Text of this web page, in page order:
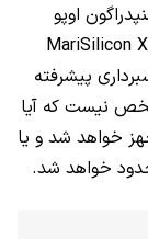
اوپو
MariSilicon X
پیشرفته
نیست که آیا
خواهد شد و یا
خواهد شد.